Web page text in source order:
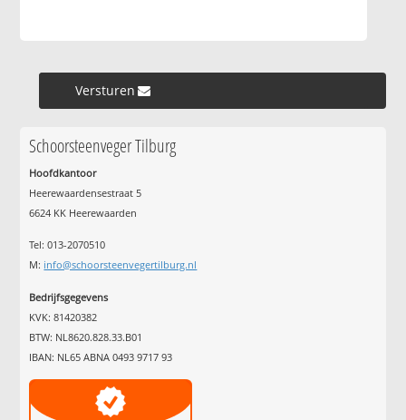
Versturen »
Schoorsteenveger Tilburg
Hoofdkantoor
Heerewaardensestraat 5
6624 KK Heerewaarden
Tel: 013-2070510
M: info@schoorsteenvegertilburg.nl
Bedrijfsgegevens
KVK: 81420382
BTW: NL8620.828.33.B01
IBAN: NL65 ABNA 0493 9717 93